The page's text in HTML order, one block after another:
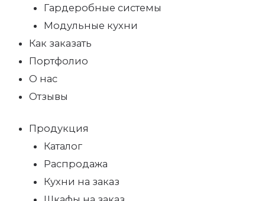
Гардеробные системы
Модульные кухни
Как заказать
Портфолио
О нас
Отзывы
Продукция
Каталог
Распродажа
Кухни на заказ